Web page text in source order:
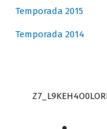
Temporada 2015
Temporada 2014